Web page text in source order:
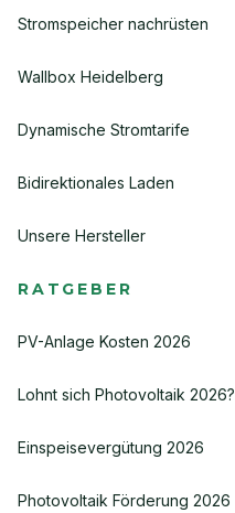
Stromspeicher nachrüsten
Wallbox Heidelberg
Dynamische Stromtarife
Bidirektionales Laden
Unsere Hersteller
RATGEBER
PV-Anlage Kosten 2026
Lohnt sich Photovoltaik 2026?
Einspeisevergütung 2026
Photovoltaik Förderung 2026